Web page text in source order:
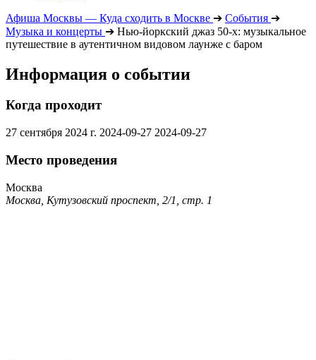
Афиша Москвы — Куда сходить в Москве ➔ События ➔
Музыка и концерты ➔ Нью-йоркский джаз 50-х: музыкальное
путешествие в аутентичном видовом лаунже с баром
Информация о событии
Когда проходит
27 сентября 2024 г. 2024-09-27 2024-09-27
Место проведения
Москва
Москва, Кутузовский проспект, 2/1, стр. 1